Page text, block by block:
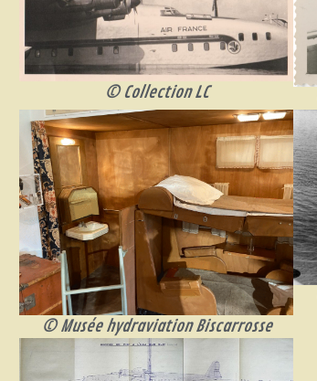
© Collection LC
© Musée hydraviation Biscarrosse